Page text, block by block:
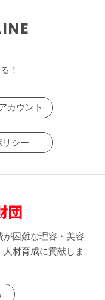
！
カウント
リシー
が困難な理容・美容
材育成に貢献しま